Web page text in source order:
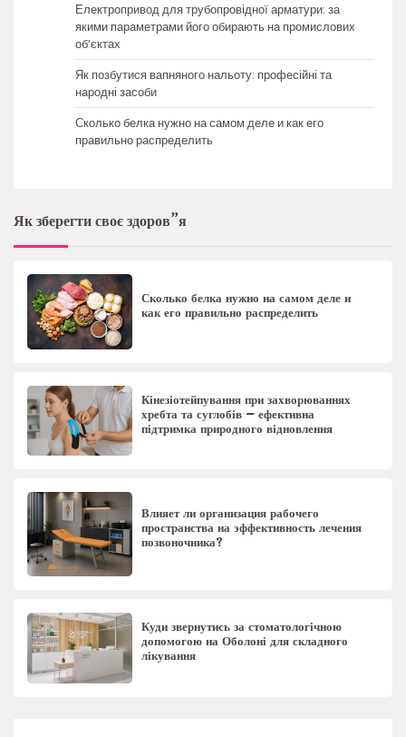
Електропривод для трубопровідної арматури: за
якими параметрами його обирають на промислових
об’єктах
Як позбутися вапняного нальоту: професійні та
народні засоби
Сколько белка нужно на самом деле и как его
правильно распределить
Як зберегти своє здоров”я
Сколько белка нужно на самом деле и
как его правильно распределить
Кінезіотейпування при захворюваннях
хребта та суглобів – ефективна
підтримка природного відновлення
Влияет ли организация рабочего
пространства на эффективность лечения
позвоночника?
Куди звернутись за стоматологічною
допомогою на Оболоні для складного
лікування